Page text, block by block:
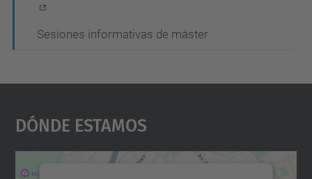
Sesiones informativas de máster
Dónde Estamos